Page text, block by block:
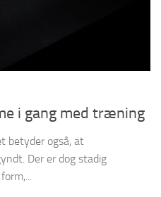
i gang med træning
betyder også, at
Der er dog stadig